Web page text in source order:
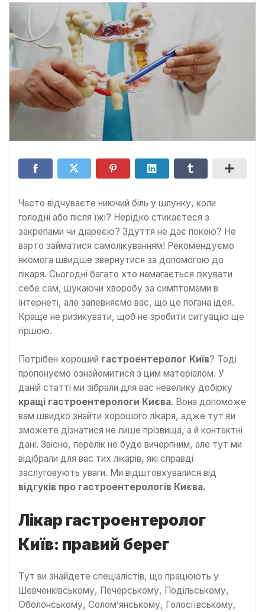
Часто відчуваєте ниючий біль у шлунку, коли
голодні або після їжі? Нерідко стикаєтеся з
закрепами чи діареєю? Здуття не дає покою? Не
варто займатися самолікуванням! Рекомендуємо
якомога швидше звернутися за допомогою до
лікаря. Сьогодні багато хто намагається лікувати
себе сам, шукаючи хворобу за симптомами в
Інтернеті, але запевняємо вас, що це погана ідея.
Краще не ризикувати, щоб не зробити ситуацію ще
гіршою.
Потрібен хороший гастроентеролог Київ? Тоді
пропонуємо ознайомитися з цим матеріалом. У
даній статті ми зібрали для вас невелику добірку
кращі гастроентерологи Києва. Вона допоможе
вам швидко знайти хорошого лікаря, адже тут ви
зможете дізнатися не лише прізвища, а й контактні
дані. Звісно, перелік не буде вичерпним, але тут ми
відібрали для вас тих лікарів, які справді
заслуговують уваги. Ми відштовхувалися від
відгуків про гастроентерологів Києва.
Лікар гастроентеролог
Київ: правий берег
Тут ви знайдете спеціалістів, що працюють у
Шевченківському, Печерському, Подільському,
Оболонському, Солом’янському, Голосіївському,